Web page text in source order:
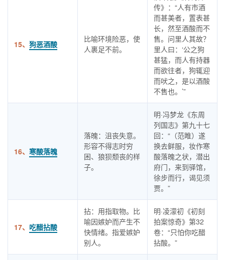
15、 狗恶酒酸
比喻环境险恶，使
人裹足不前。
传》：“人有市酒
而甚美者，置表甚
长，然至酒酸而不
售。问里人其故？
里人曰：‘公之狗
甚猛，而人有持器
而欲往者，狗辄迎
而吠之，是以酒酸
不售也。’”
16、 寒酸落魄
落魄：沮丧失意。
形容不得志时穷
困、狼狈颓丧的样
子。
明·冯梦龙《东周
列国志》第九十七
回：“（范睢）遂
换去鲜服，妆作寒
酸落魄之状，潜出
府门，来到驿馆，
徐步而行，谒见须
贾。”
17、 吃醋拈酸
拈：用指取物。比
喻因嫉妒而产生不
快情绪。指爱嫉妒
别人。
明·凌濛初《初刻
拍案惊奇》第32
卷：“只怕你吃醋
拈酸。”